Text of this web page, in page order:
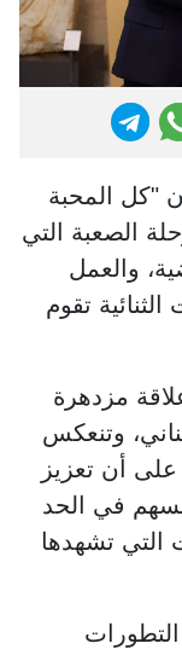
"كل المحبة
الصعبة التي
والعمل
تقوم
مزدهرة
وتنعكس
على أن تعزيز
يسهم في الحد
التي تشهدها